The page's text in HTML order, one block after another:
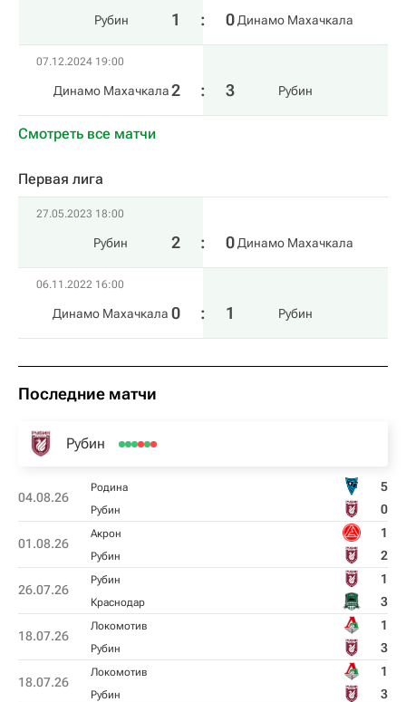
Рубин 1 : 0 Динамо Махачкала
07.12.2024 19:00
Динамо Махачкала2 : 3 Рубин
Смотреть все матчи
Первая лига
27.05.2023 18:00
Рубин 2 : 0 Динамо Махачкала
06.11.2022 16:00
Динамо Махачкала 0 : 1 Рубин
Последние матчи
Рубин
04.08.26
Родина 5
Рубин 0
01.08.26
Акрон 1
Рубин 2
26.07.26
Рубин 1
Краснодар 3
18.07.26
Локомотив 1
Рубин 3
18.07.26
Локомотив 1
Рубин 3